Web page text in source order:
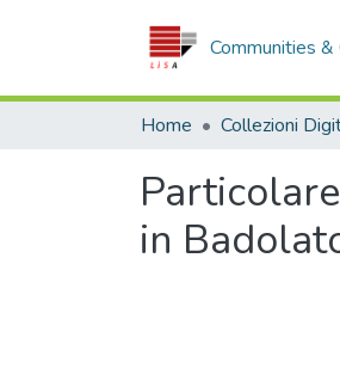
Communities
Home
in